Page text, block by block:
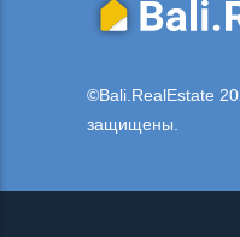
©Bali.RealEstate
защищены.